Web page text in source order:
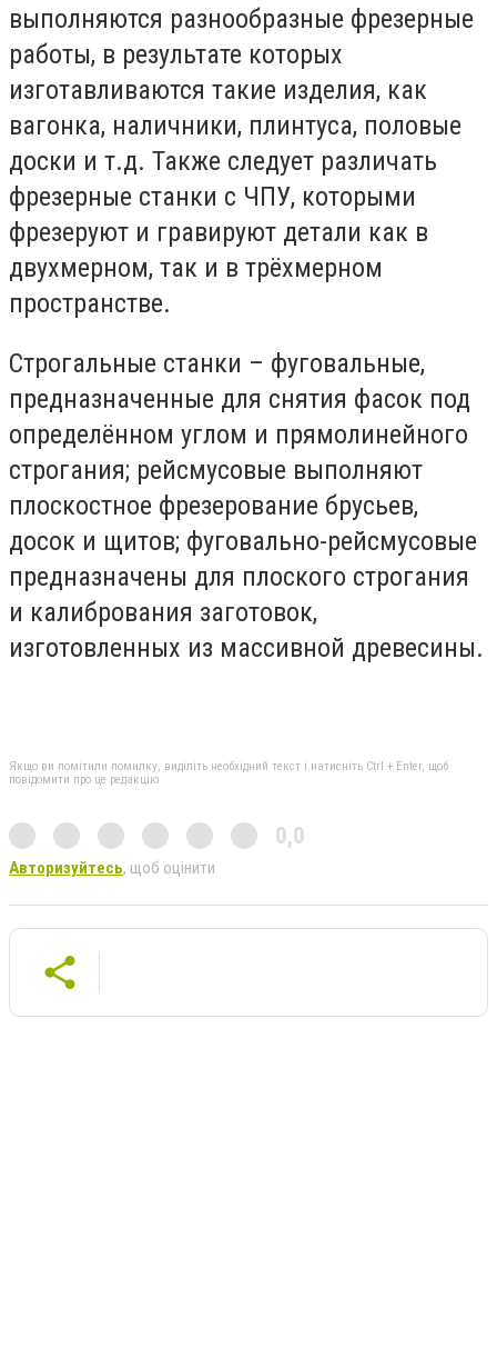
выполняются разнообразные фрезерные
работы, в результате которых
изготавливаются такие изделия, как
вагонка, наличники, плинтуса, половые
доски и т.д. Также следует различать
фрезерные станки с ЧПУ, которыми
фрезеруют и гравируют детали как в
двухмерном, так и в трёхмерном
пространстве.
Строгальные станки – фуговальные,
предназначенные для снятия фасок под
определённом углом и прямолинейного
строгания; рейсмусовые выполняют
плоскостное фрезерование брусьев,
досок и щитов; фуговально-рейсмусовые
предназначены для плоского строгания
и калибрования заготовок,
изготовленных из массивной древесины.
Якщо ви помітили помилку, виділіть необхідний текст і натисніть Ctrl + Enter, щоб
повідомити про це редакцію
0,0
Авторизуйтесь, щоб оцінити